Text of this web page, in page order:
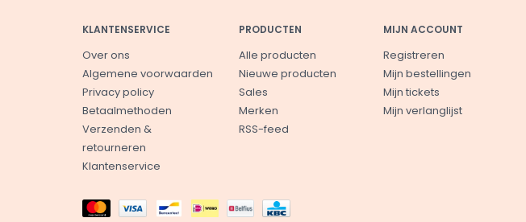
KLANTENSERVICE
Over ons
Algemene voorwaarden
Privacy policy
Betaalmethoden
Verzenden &
retourneren
Klantenservice
PRODUCTEN
Alle producten
Nieuwe producten
Sales
Merken
RSS-feed
MIJN ACCOUNT
Registreren
Mijn bestellingen
Mijn tickets
Mijn verlanglijst